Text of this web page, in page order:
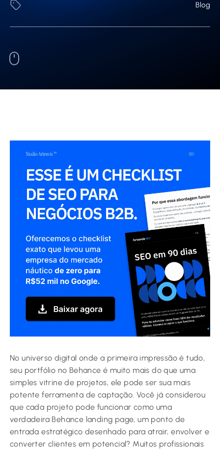
Blog
No universo digital onde a primeira impressão é tudo,
seu portfólio no Behance é muito mais do que uma
simples vitrine de projetos, ele pode ser sua mais
potente ferramenta de captação. Você já considerou
que cada projeto pode funcionar como uma
verdadeira Behance landing page, um ponto de
entrada estratégico desenhado para atrair, envolver e
converter clientes em potencial? Muitos profissionais